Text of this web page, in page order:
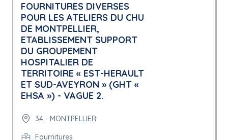
FOURNITURES DIVERSES
POUR LES ATELIERS DU CHU
DE MONTPELLIER,
ETABLISSEMENT SUPPORT
DU GROUPEMENT
HOSPITALIER DE
TERRITOIRE « EST-HERAULT
ET SUD-AVEYRON » (GHT «
EHSA ») - VAGUE 2.
34 - MONTPELLIER
Fournitures